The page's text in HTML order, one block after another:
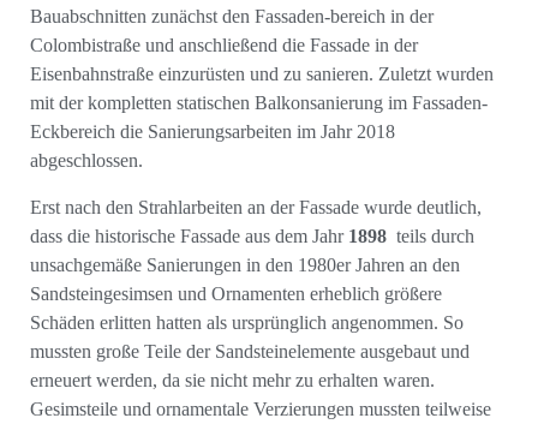
Bauabschnitten zunächst den Fassaden-bereich in der
Colombistraße und anschließend die Fassade in der
Eisenbahnstraße einzurüsten und zu sanieren. Zuletzt wurden
mit der kompletten statischen Balkonsanierung im Fassaden-
Eckbereich die Sanierungsarbeiten im Jahr 2018
abgeschlossen.
Erst nach den Strahlarbeiten an der Fassade wurde deutlich,
dass die historische Fassade aus dem Jahr1898 teils durch
unsachgemäße Sanierungen in den 1980er Jahren an den
Sandsteingesimsen und Ornamenten erheblich größere
Schäden erlitten hatten als ursprünglich angenommen. So
mussten große Teile der Sandsteinelemente ausgebaut und
erneuert werden, da sie nicht mehr zu erhalten waren.
Gesimsteile und ornamentale Verzierungen mussten teilweise